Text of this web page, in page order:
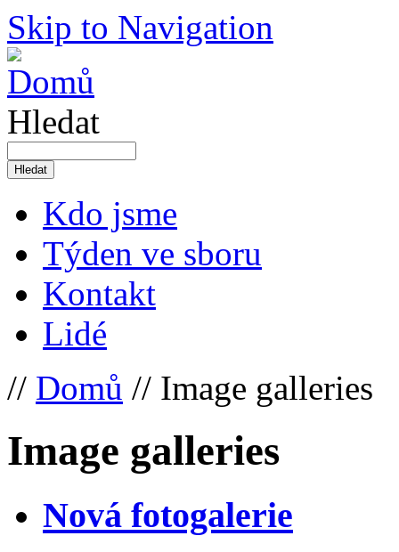
Skip to Navigation
Hledat
Kdo jsme
Týden ve sboru
Kontakt
Lidé
// Domů // Image galleries
Image galleries
Nová fotogalerie